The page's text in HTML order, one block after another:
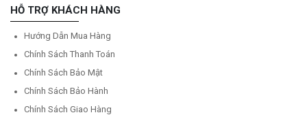
HỖ TRỢ KHÁCH HÀNG
Hướng Dẫn Mua Hàng
Chính Sách Thanh Toán
Chính Sách Bảo Mật
Chính Sách Bảo Hành
Chính Sách Giao Hàng